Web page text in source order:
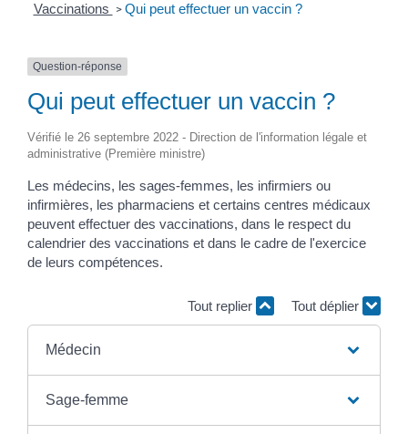
Vaccinations > Qui peut effectuer un vaccin ?
Question-réponse
Qui peut effectuer un vaccin ?
Vérifié le 26 septembre 2022 - Direction de l'information légale et
administrative (Première ministre)
Les médecins, les sages-femmes, les infirmiers ou
infirmières, les pharmaciens et certains centres médicaux
peuvent effectuer des vaccinations, dans le respect du
calendrier des vaccinations et dans le cadre de l'exercice
de leurs compétences.
Tout replier Tout déplier
Médecin
Sage-femme